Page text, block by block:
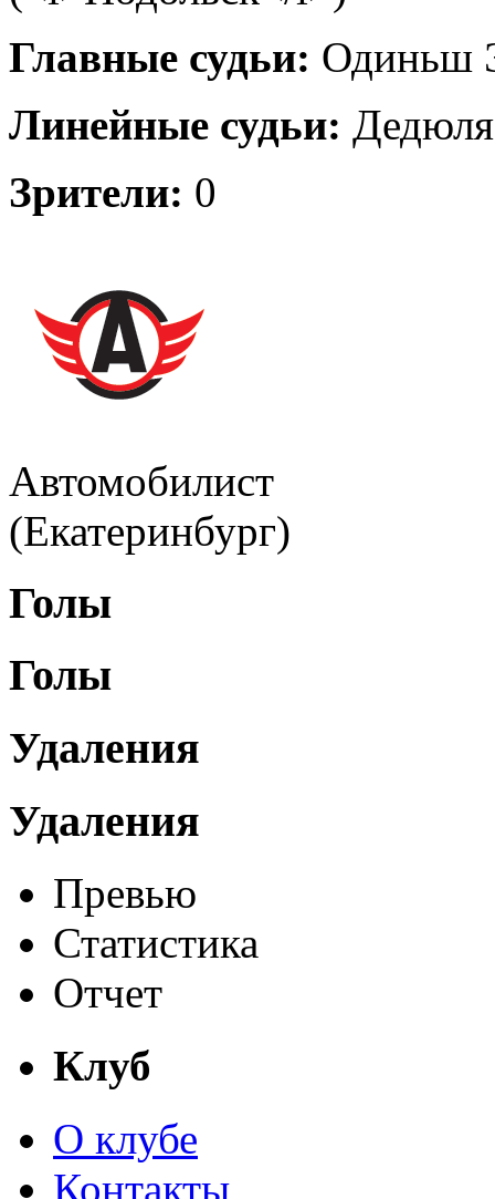
Главные судьи: Одиньш
Линейные судьи:
Зрители: 0
Автомобилист
(Екатеринбург)
Голы
Голы
Удаления
Удаления
Превью
Статистика
Отчет
Клуб
О клубе
Контакты